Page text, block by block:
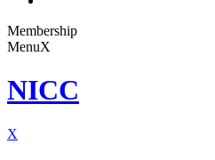
Membership
MenuX
NICC
X